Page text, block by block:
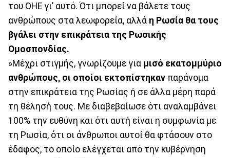
του ΟΗΕ γι’ αυτό. Ότι μπορεί να βάλετε τους
ανθρώπους στα λεωφορεία, αλλά η Ρωσία θα τους
βγάλει στην επικράτεια της Ρωσικής
Ομοσπονδίας.
»Μέχρι στιγμής, γνωρίζουμε για μισό εκατομμύριο
ανθρώπους, οι οποίοι εκτοπίστηκαν παράνομα
στην επικράτεια της Ρωσίας ή σε άλλα μέρη παρά
τη θέλησή τους. Με διαβεβαίωσε ότι αναλαμβάνει
100% την ευθύνη και ότι αυτή είναι η συμφωνία με
τη Ρωσία, ότι οι άνθρωποι αυτοί θα φτάσουν στο
έδαφος, το οποίο ελέγχεται από την κυβέρνηση